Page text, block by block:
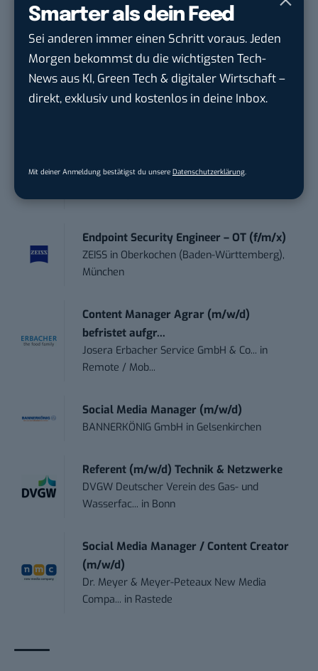
Smarter als dein Feed
Sei anderen immer einen Schritt voraus. Jeden
Morgen bekommst du die wichtigsten Tech-
News aus KI, Green Tech & digitaler Wirtschaft –
direkt, exklusiv und kostenlos in deine Inbox.
Mit deiner Anmeldung bestätigst du unsere Datenschutzerklärung
Social Media Content Creator (m/w/d)
moveUP Media GmbH inDüsseldorf
Anforderungs- und Projektmanager
touristische...
trendtours Holding GmbH inEschborn
.wtv Württemberger Medien GmbH & ...
Endpoint Security Engineer – OT (f/m/x)
ZEISS in Oberkochen (Baden-Württemberg),
München
Content Manager Agrar (m/w/d)
befristet aufgr...
Josera Erbacher Service GmbH & Co... in
Remote / Mob...
Social Media Manager (m/w/d)
BANNERKÖNIG GmbH in Gelsenkirchen
Referent (m/w/d) Technik & Netzwerke
DVGW Deutscher Verein des Gas- und
Wasserfac... in Bonn
Social Media Manager / Content Creator
(m/w/d)
Dr. Meyer & Meyer-Peteaux New Media
Compa... in Rastede